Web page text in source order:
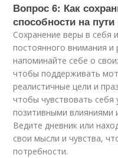
Вопрос 6: Как
способности на
Сохранение веры в себя
постоянного внимания и
напоминайте себе о
чтобы поддерживать
реалистичные цели и
чтобы чувствовать себя
позитивными влияниями
Ведите дневник или
свои мысли и чувства,
потребности.